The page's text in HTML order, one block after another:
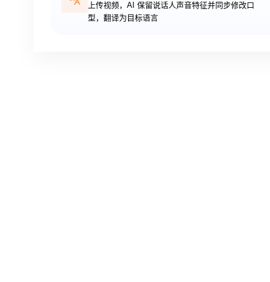
上传视频，AI 保留说话人声音特征并同步修改口
型，翻译为目标语言